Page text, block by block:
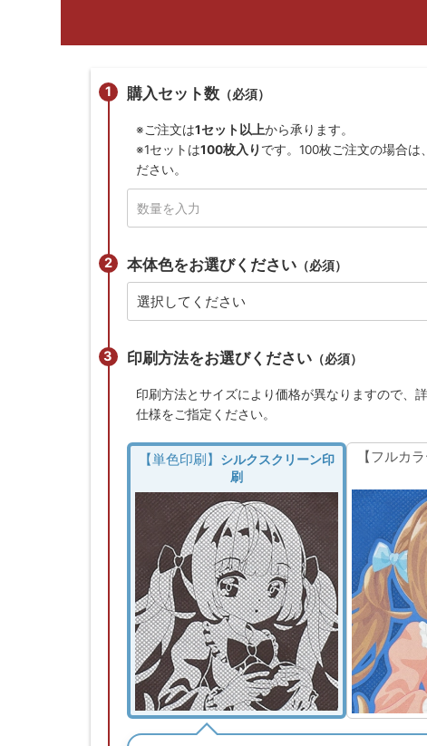
購入セット数（必須）
※ご注文は1セット以上から承ります。
※1セットは100枚入り です。100枚ご注文の場合は、
ださい。
本体色をお選びください（必須）
印刷方法をお選びください（必須）
印刷方法とサイズにより価格が異なりますので、
仕様をご指定ください。
【単色印刷】
シルクスクリーン印
刷
【フルカ